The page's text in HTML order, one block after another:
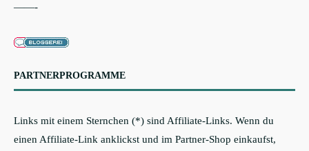
——-
PARTNERPROGRAMME
Links mit einem Sternchen (*) sind Affiliate-Links. Wenn du
einen Affiliate-Link anklickst und im Partner-Shop einkaufst,